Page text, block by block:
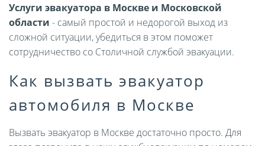
Услуги эвакуатора в Москве и Московской
области - самый простой и недорогой выход из
сложной ситуации, убедиться в этом поможет
сотрудничество со Столичной службой эвакуации.
Как вызвать эвакуатор
автомобиля в Москве
Вызвать эвакуатор в Москве достаточно просто. Для